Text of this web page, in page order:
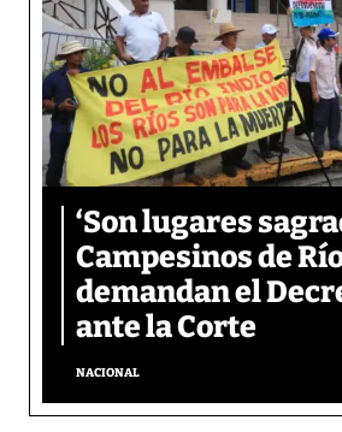
‘Son lugares
Campesinos de
demandan el
ante la Corte
NACIONAL